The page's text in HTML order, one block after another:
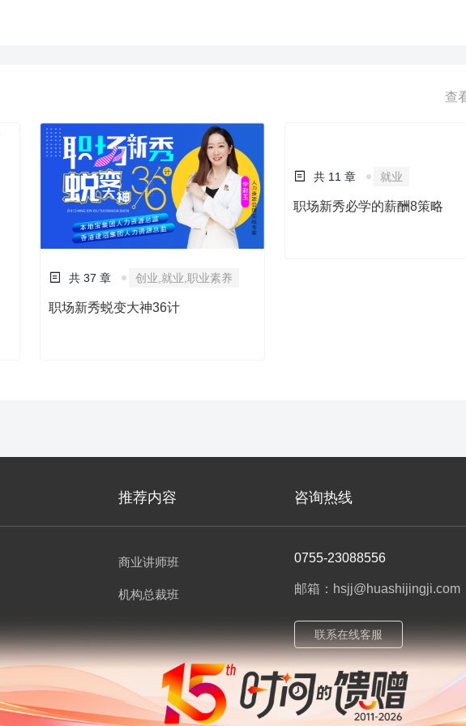
目标有机地联系起来。如此，才能真正实现“有组织的战略绩效”如何构建一个基于战略目标的
查
共 37 章 创业,就业,职业素养
职场新秀蜕变大神36计
推荐内容 咨询热线
商业讲师班
机构总裁班
0755-23088556
邮箱：hsjj@huashijingji.com
联系在线客服